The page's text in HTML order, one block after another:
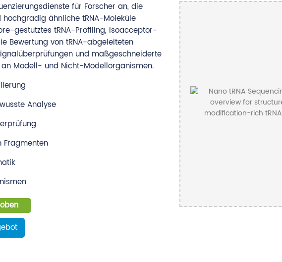
für Forscher an, die
ähnliche tRNA-Moleküle
gestütztes tRNA-Profiling, isoacceptor-
Bewertung von tRNA-abgeleiteten
und maßgeschneiderte
Modell- und Nicht-Modellorganismen.
Analyse
Fragmenten